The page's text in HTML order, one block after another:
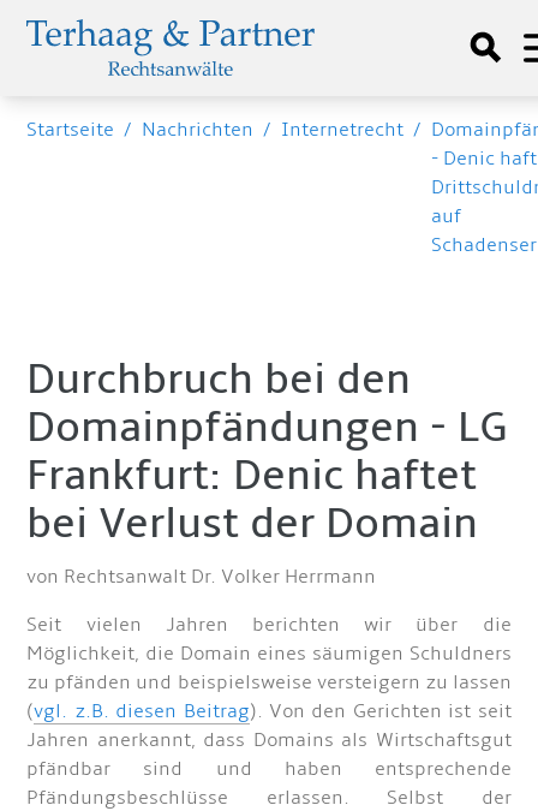
Startseite / Nachrichten / Internetrecht /
- Denic
auf
Durchbruch bei den
Domainpfändungen - LG
Frankfurt: Denic haftet
bei Verlust der Domain
von Rechtsanwalt Dr. Volker Herrmann
Seit vielen Jahren berichten wir über die
Möglichkeit, die Domain eines säumigen Schuldners
zu pfänden und beispielsweise versteigern zu lassen
(vgl. z.B. diesen Beitrag). Von den Gerichten ist seit
Jahren anerkannt, dass Domains als Wirtschaftsgut
pfändbar sind und haben entsprechende
Pfändungsbeschlüsse erlassen. Selbst der